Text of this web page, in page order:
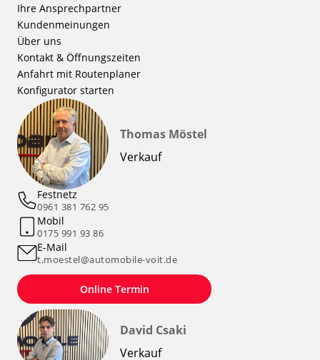
Ihre Ansprechpartner
Kundenmeinungen
Über uns
Kontakt & Öffnungszeiten
Anfahrt mit Routenplaner
Konfigurator starten
Thomas Möstel
Verkauf
Festnetz
0961 381 762 95
Mobil
0175 991 93 86
E-Mail
t.moestel@automobile-voit.de
Online Termin
David Csaki
Verkauf